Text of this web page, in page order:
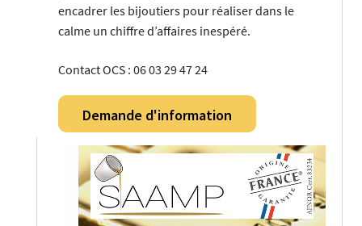
encadrer les bijoutiers pour réaliser dans le
calme un chiffre d’affaires inespéré.
Contact OCS : 06 03 29 47 24
Demande d'information